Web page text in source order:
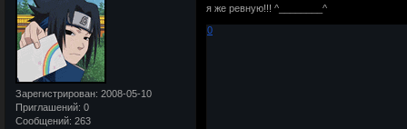
Зарегистрирован: 2008-05-10
Приглашений: 0
Сообщений: 263
я же ревную!!! ^________^
0